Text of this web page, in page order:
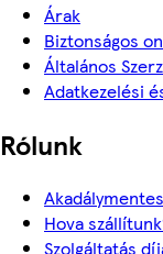
Árak
Biztonságos
Általános
Adatkezelési
Rólunk
Hova
Szolgáltatás